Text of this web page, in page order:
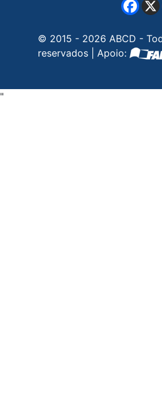
© 2015 - 2026 ABCD -
reservados | Apoio:
"